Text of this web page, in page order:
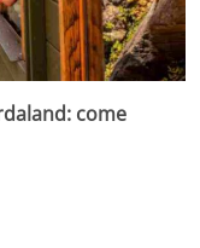
come